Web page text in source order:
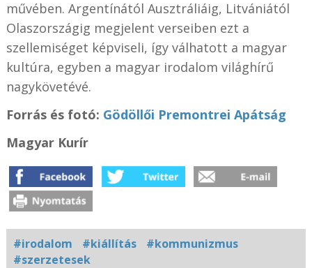
művében. Argentínától Ausztráliáig, Litvániától
Olaszországig megjelent verseiben ezt a
szellemiséget képviseli, így válhatott a magyar
kultúra, egyben a magyar irodalom világhírű
nagykövetévé.
Forrás és fotó: Gödöllői Premontrei Apátság
Magyar Kurír
#irodalom #kiállítás
#kommunizmus
#szerzetesek